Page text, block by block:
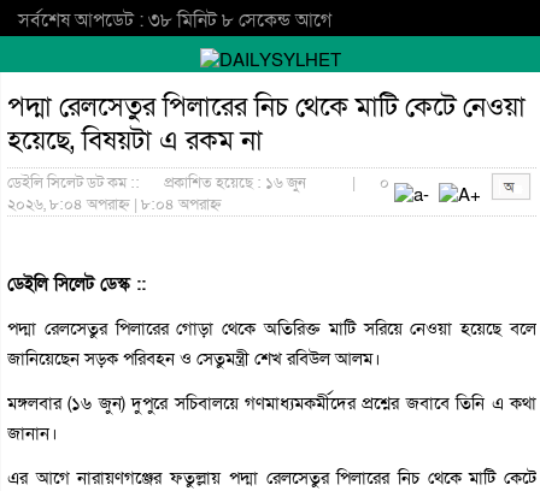
সর্বশেষ আপডেট : ৩৮ মিনিট ৮ সেকেন্ড আগে
পদ্মা রেলসেতুর পিলারের নিচ থেকে মাটি কেটে নেওয়া
হয়েছে, বিষয়টা এ রকম না
ডেইলি সিলেট ডট কম ::
প্রকাশিত হয়েছে : ১৬ জুন
২০২৬, ৮:০৪ অপরাহ্ন | ৮:০৪ অপরাহ্ন
| ০
ডেইলি সিলেট ডেস্ক ::
পদ্মা রেলসেতুর পিলারের গোড়া থেকে অতিরিক্ত মাটি সরিয়ে নেওয়া হয়েছে বলে
জানিয়েছেন সড়ক পরিবহন ও সেতুমন্ত্রী শেখ রবিউল আলম।
মঙ্গলবার (১৬ জুন) দুপুরে সচিবালয়ে গণমাধ্যমকর্মীদের প্রশ্নের জবাবে তিনি এ কথা
জানান।
এর আগে নারায়ণগঞ্জের ফতুল্লায় পদ্মা রেলসেতুর পিলারের নিচ থেকে মাটি কেটে